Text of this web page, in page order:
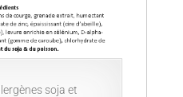
soja et